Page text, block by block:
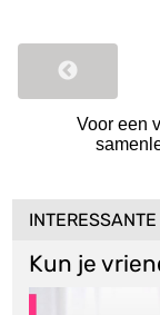
Voor een
INTERESSANTE
Kun je